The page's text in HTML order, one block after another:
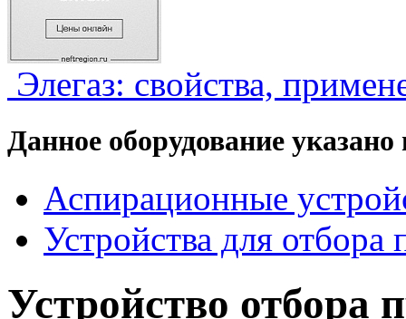
Элегаз: свойства,
Данное оборудование
Аспирационные
Устройства для отбора
Устройство